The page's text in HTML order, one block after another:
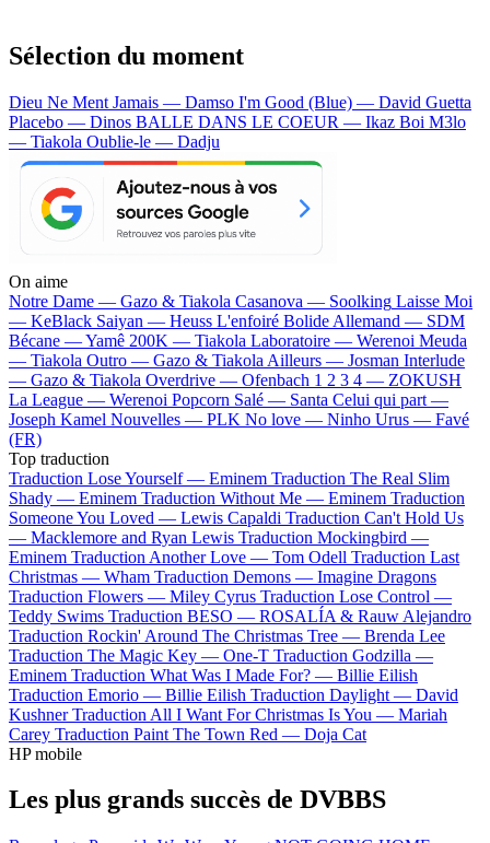
Sélection du moment
Dieu Ne Ment Jamais — Damso I'm Good (Blue) — David Guetta
Placebo — Dinos BALLE DANS LE COEUR — Ikaz Boi M3lo
— Tiakola Oublie-le — Dadju
On aime
Notre Dame — Gazo & Tiakola Casanova — Soolking Laisse Moi
— KeBlack Saiyan — Heuss L'enfoiré Bolide Allemand — SDM
Bécane —Yamê 200K — Tiakola Laboratoire — Werenoi Meuda
— Tiakola Outro — Gazo & Tiakola Ailleurs — Josman Interlude
— Gazo & Tiakola Overdrive — Ofenbach 1 2 3 4 — ZOKUSH
La League — Werenoi Popcorn Salé — Santa Celui qui part —
Joseph Kamel Nouvelles — PLK No love — Ninho Urus — Favé
(FR)
Top traduction
Traduction Lose Yourself — Eminem Traduction The Real Slim
Shady — Eminem Traduction Without Me — Eminem Traduction
Someone You Loved — Lewis Capaldi Traduction Can't Hold Us
— Macklemore and Ryan Lewis Traduction Mockingbird —
Eminem Traduction Another Love — Tom Odell Traduction Last
Christmas — Wham Traduction Demons — Imagine Dragons
Traduction Flowers — Miley Cyrus Traduction Lose Control —
Teddy Swims Traduction BESO — ROSALÍA & Rauw Alejandro
Traduction Rockin' Around The Christmas Tree — Brenda Lee
Traduction The Magic Key — One-T Traduction Godzilla —
Eminem Traduction What Was I Made For? — Billie Eilish
Traduction Emorio — Billie Eilish Traduction Daylight — David
Kushner Traduction All I Want For Christmas Is You — Mariah
Carey Traduction Paint The Town Red — Doja Cat
HP mobile
Les plus grands succès de DVBBS